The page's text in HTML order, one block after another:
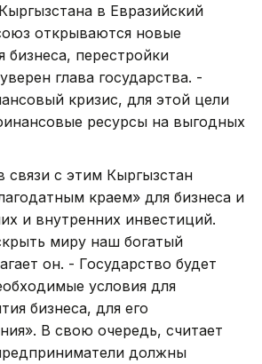
в Евразийский
открываются новые
бизнеса, перестройки
глава государства. -
кризис, для этой цели
ресурсы на выгодных
с этим Кыргызстан
краем» для бизнеса и
и внутренних инвестиций.
миру наш богатый
он. - Государство будет
условия для
бизнеса, для его
В свою очередь, считает
должны